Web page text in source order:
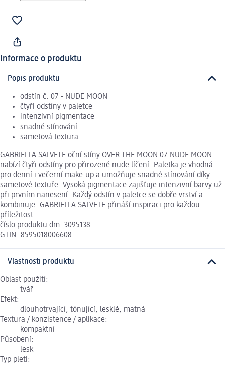
Informace o produktu
Popis produktu
odstín č. 07 - NUDE MOON
čtyři odstíny v paletce
intenzivní pigmentace
snadné stínování
sametová textura
GABRIELLA SALVETE oční stíny OVER THE MOON 07 NUDE MOON
nabízí čtyři odstíny pro přirozené nude líčení. Paletka je vhodná
pro denní i večerní make-up a umožňuje snadné stínování díky
sametové textuře. Vysoká pigmentace zajišťuje intenzivní barvy už
při prvním nanesení. Každý odstín v paletce se dobře vrství a
kombinuje. GABRIELLA SALVETE přináší inspiraci pro každou
příležitost.
číslo produktu dm: 3095138
GTIN: 8595018006608
Vlastnosti produktu
Oblast použití:
tvář
Efekt:
dlouhotrvající, tónující, lesklé, matná
Textura / konzistence / aplikace:
kompaktní
Působení:
lesk
Typ pleti: